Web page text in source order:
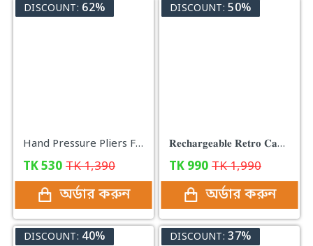
DISCOUNT: 62%
Hand Pressure Pliers For Prong Snap Button (FREE 100 BUTTON)
TK530 TK1,390
অর্ডার করুন
DISCOUNT: 50%
𝐑𝐞𝐜𝐡𝐚𝐫𝐠𝐞𝐚𝐛𝐥𝐞 𝐑𝐞𝐭𝐫𝐨 𝐂𝐚𝐦𝐩𝐢𝐧𝐠 𝐋𝐚𝐦𝐩
TK 990 TK1,990
অর্ডার করুন
DISCOUNT: 40% DISCOUNT: 37%